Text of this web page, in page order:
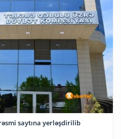
saytına yerləşdirilib